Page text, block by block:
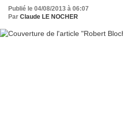
Publié le 04/08/2013 à 06:07
Par Claude LE NOCHER